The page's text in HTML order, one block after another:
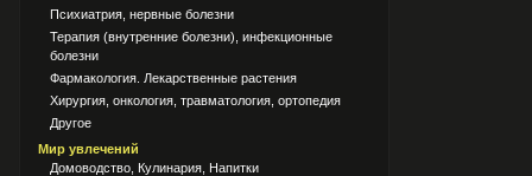
Психиатрия, нервные болезни
Терапия (внутренние болезни), инфекционные
болезни
Фармакология. Лекарственные растения
Хирургия, онкология, травматология, ортопедия
Другое
Мир увлечений
Домоводство, Кулинария, Напитки